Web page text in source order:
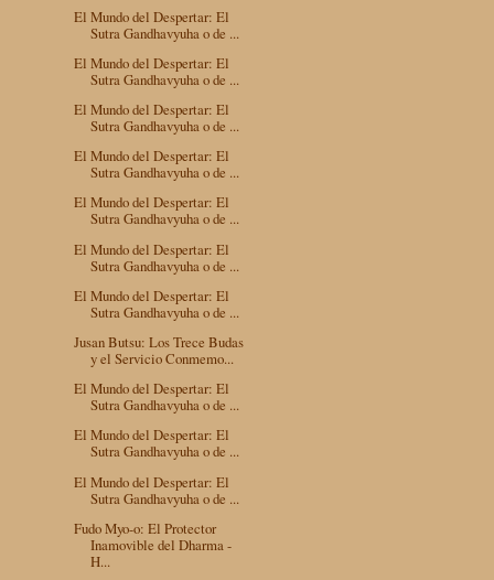
El Mundo del Despertar: El
Sutra Gandhavyuha o de ...
El Mundo del Despertar: El
Sutra Gandhavyuha o de ...
El Mundo del Despertar: El
Sutra Gandhavyuha o de ...
El Mundo del Despertar: El
Sutra Gandhavyuha o de ...
El Mundo del Despertar: El
Sutra Gandhavyuha o de ...
El Mundo del Despertar: El
Sutra Gandhavyuha o de ...
El Mundo del Despertar: El
Sutra Gandhavyuha o de ...
Jusan Butsu: Los Trece Budas
y el Servicio Conmemo...
El Mundo del Despertar: El
Sutra Gandhavyuha o de ...
El Mundo del Despertar: El
Sutra Gandhavyuha o de ...
El Mundo del Despertar: El
Sutra Gandhavyuha o de ...
Fudo Myo-o: El Protector
Inamovible del Dharma -
H...